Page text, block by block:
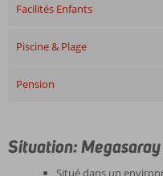
Facilités Enfants
Piscine & Plage
Pension
Situation:
Situé dans un